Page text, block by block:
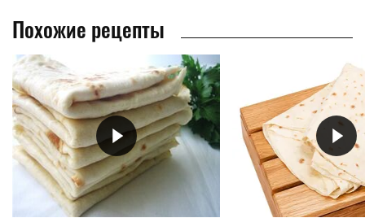
Похожие рецепты